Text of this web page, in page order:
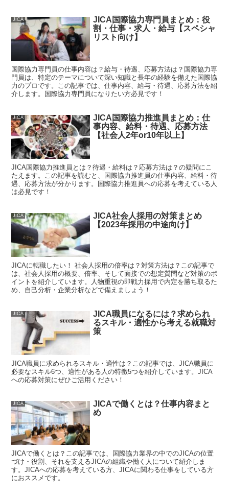
JICA
JICA国際協力専門員まとめ：役
割・仕事・求人・給与【スペシャ
リスト向け】
国際協力専門員の仕事内容は？給与・待遇、応募方法は？国際協力専
門員は、特定のテーマについて深い知識と長年の経験を備えた国際協
力のプロです。この記事では、仕事内容、給与・待遇、応募方法を紹
介します。国際協力専門員になりたい方必見です！
JICA
JICA国際協力推進員まとめ：仕
事内容、給料・待遇、応募方法
【社会人2年or10年以上】
JICA国際協力推進員とは？待遇・給料は？応募方法は？の疑問にこ
たえます。この記事を読むと、国際協力推進員の仕事内容、給料・待
遇、応募方法が分かります。国際協力推進員への応募を考えている人
は必見です！
JICA
JICA社会人採用の対策まとめ
【2023年採用の中途向け】
JICAに転職したい！ 社会人採用の倍率は？対策方法は？この記事で
は、社会人採用の概要、倍率、そして面接での想定質問など対策のポ
イントを紹介しています。人物重視の即戦力採用で内定を勝ち取るた
め、自己分析・企業分析などで備えましょう！
JICA
JICA職員になるには？求められ
るスキル・適性から考える就職対
策
JICA職員に求められるスキル・適性は？この記事では、JICA職員に
必要なスキル6つ、適性がある人の特徴5つを紹介しています。JICA
への応募対策にぜひご活用ください！
JICA
JICAで働くとは？仕事内容まと
め
JICAで働くとは？この記事では、国際協力業界の中でのJICAの位置
づけ・役割、それを支えるJICAの組織や働く人について紹介しま
す。JICAへの応募を考えている方、JICAに関わる仕事をしている方
におススメです。